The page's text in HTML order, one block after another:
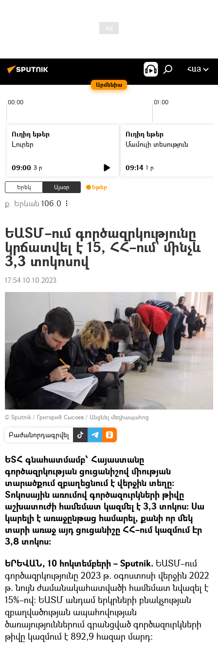
Արմենիա
ՀԱՅ
00:00 01:00
Ուղիղ եթեր
Լուրեր
09:00 3 ր
Ուղիղ եթեր
Մամուլի տեսություն
09:14 1 ր
Երեկ Այսօր Եթեր
ք. Երևան 106.0
ԵԱՏՄ–ում գործազրկությունը
կրճատվել է 15, ՀՀ–ում` մինչև
3,3 տոկոսով
17:54 10.10.2023
© Sputnik / Григорий Сысоев / Անցնել մեդիապահոց
Բաժանորդագրվել
ԵՏՀ գնահատմամբ՝ Հայաստանը
գործազրկության ցուցանիշով միության
տարածքում զբաղեցնում է վերջին տեղը։
Տոկոսային առումով գործազուրկների թիվը
աշխատուժի համեմատ կազմել է 3,3 տոկոս: Սա
կարելի է առաջընթաց համարել, քանի որ մեկ
տարի առաջ այդ ցուցանիշը ՀՀ–ում կազմում Էր
3,8 տոկոս։
ԵՐԵՎԱՆ, 10 հոկտեմբերի – Sputnik. ԵԱՏՄ–ում
գործազրկությունը 2023 թ. օգոստոսի վերջին 2022
թ. նույն ժամանակահատվածի համեմատ նվազել է
15%–ով։ ԵԱՏՄ անդամ երկրների բնակչության
զբաղվածության ապահովության
ծառայություններում գրանցված գործազուրկների
թիվը կազմում է 892,9 հազար մարդ: